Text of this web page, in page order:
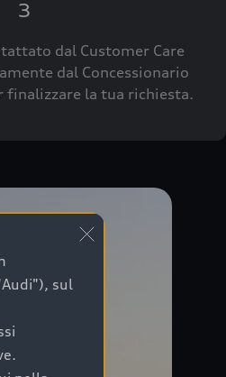
3
dal Customer Care
dal Concessionario
finalizzare la tua richiesta.
sul